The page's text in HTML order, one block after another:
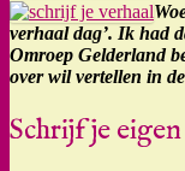
verhaal dag’. Ik had
Omroep Gelderland
over wil vertellen in
Schrijf je